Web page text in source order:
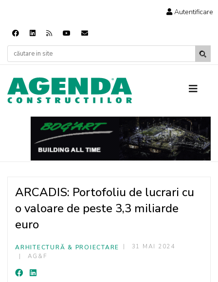
Autentificare
ARCADIS: Portofoliu de lucrari cu
o valoare de peste 3,3 miliarde
euro
ARHITECTURĂ & PROIECTARE
31 MAI 2024
AG&F